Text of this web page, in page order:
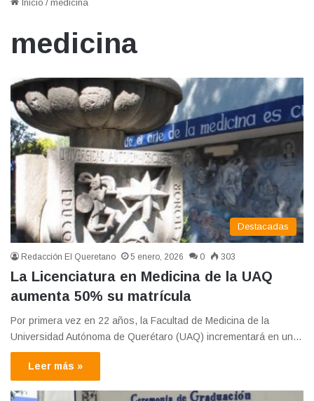
Inicio / medicina
medicina
Destacadas
Redacción El Queretano 5 enero, 2026 0 303
La Licenciatura en Medicina de la UAQ
aumenta 50% su matrícula
Por primera vez en 22 años, la Facultad de Medicina de la
Universidad Autónoma de Querétaro (UAQ) incrementará en un…
Leer más »